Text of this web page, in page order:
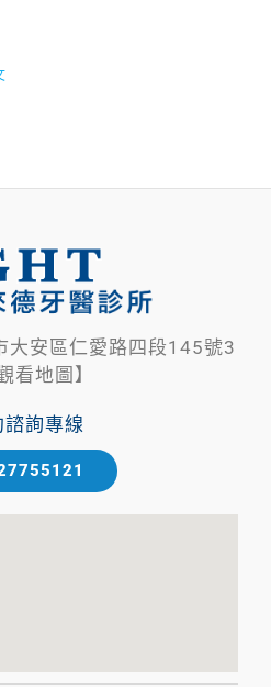
大安區仁愛路四段145號3
看地圖】
諮詢專線